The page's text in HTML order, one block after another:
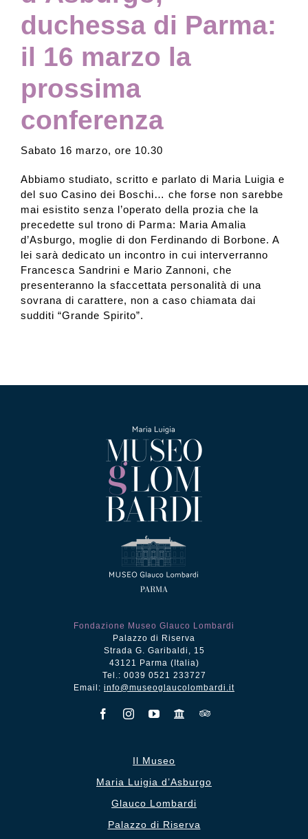
duchessa di Parma:
il 16 marzo la
prossima
conferenza
Sabato 16 marzo, ore 10.30
Abbiamo studiato, scritto e parlato di Maria Luigia e
del suo Casino dei Boschi… che forse non sarebbe
mai esistito senza l’operato della prozia che la
precedette sul trono di Parma: Maria Amalia
d’Asburgo, moglie di don Ferdinando di Borbone. A
lei sarà dedicato un incontro in cui interverranno
Francesca Sandrini e Mario Zannoni, che
presenteranno la sfaccettata personalità di una
sovrana di carattere, non a caso chiamata dai
sudditi “Grande Spirito”.
Fondazione Museo Glauco Lombardi
Palazzo di Riserva
Strada G. Garibaldi, 15
43121 Parma (Italia)
Tel.: 0039 0521 233727
Email: info@museoglaucolombardi.it
Il Museo
Maria Luigia d’Asburgo
Glauco Lombardi
Palazzo di Riserva